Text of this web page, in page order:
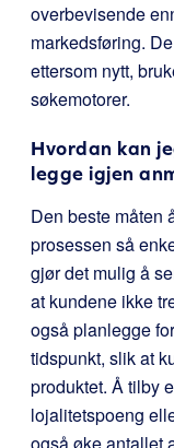
overbevisende
markedsføring.
ettersom nytt,
søkemotorer.
Hvordan kan
legge igjen
Den beste måten
prosessen så
gjør det mulig å
at kundene ikke
også planlegge
tidspunkt, slik at
produktet. Å tilby
lojalitetspoeng